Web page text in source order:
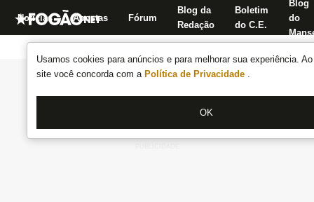
Usamos cookies para anúncios e para melhorar sua experiência.
site você concorda com a Política de Privacidade .
OK
Notícias Apostas Fórum
Blog da
Redação
Boletim
do C.E.
Blog
do